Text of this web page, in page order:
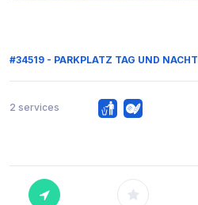
#34519 - PARKPLATZ TAG UND NACHT
2 services